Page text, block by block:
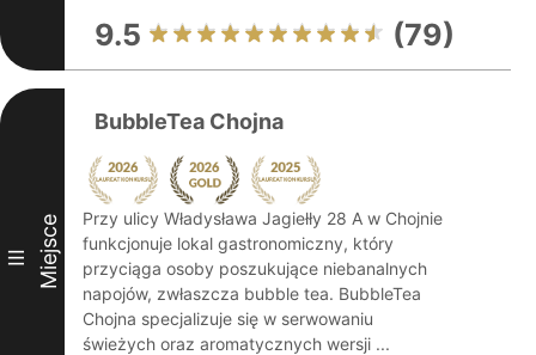
9.5 (79)
III Miejsce
BubbleTea Chojna
Przy ulicy Władysława Jagiełły 28 A w Chojnie
funkcjonuje lokal gastronomiczny, który
przyciąga osoby poszukujące niebanalnych
napojów, zwłaszcza bubble tea. BubbleTea
Chojna specjalizuje się w serwowaniu
świeżych oraz aromatycznych wersji ...